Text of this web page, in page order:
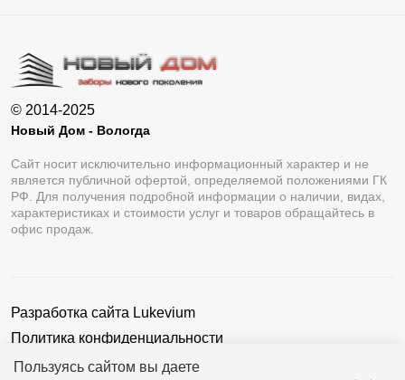
Пользуясь сайтом вы даете
© 2014-2025
Новый Дом - Вологда
Сайт носит исключительно информационный характер и не
является публичной офертой, определяемой положениями ГК
РФ. Для получения подробной информации о наличии, видах,
характеристиках и стоимости услуг и товаров обращайтесь в
офис продаж.
Разработка сайта Lukevium
Политика конфиденциальности
Пользовательское соглашение